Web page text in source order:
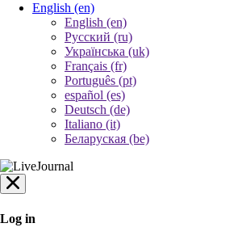
English (en)
English (en)
Русский (ru)
Українська (uk)
Français (fr)
Português (pt)
español (es)
Deutsch (de)
Italiano (it)
Беларуская (be)
Log in